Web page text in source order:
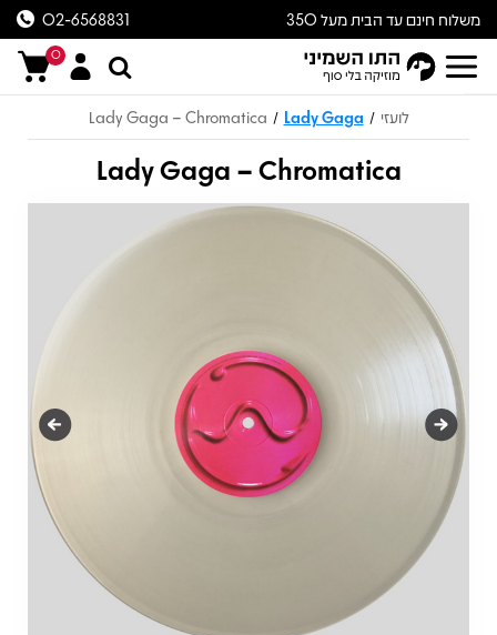
משלוח חינם עד הבית מעל 350
ש״ח
02-6568831
0
לועזי /
Lady Gaga
/
Lady Gaga – Chromatica
Lady Gaga – Chromatica